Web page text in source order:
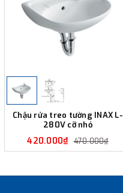
Chậu rửa treo tường INAX L-
280V cỡ nhỏ
420.000₫ 470.000₫